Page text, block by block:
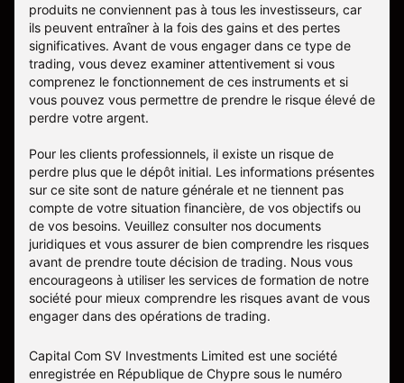
produits ne conviennent pas à tous les investisseurs, car
ils peuvent entraîner à la fois des gains et des pertes
significatives. Avant de vous engager dans ce type de
trading, vous devez examiner attentivement si vous
comprenez le fonctionnement de ces instruments et si
vous pouvez vous permettre de prendre le risque élevé de
perdre votre argent.
Pour les clients professionnels, il existe un risque de
perdre plus que le dépôt initial. Les informations présentes
sur ce site sont de nature générale et ne tiennent pas
compte de votre situation financière, de vos objectifs ou
de vos besoins. Veuillez consulter nos documents
juridiques et vous assurer de bien comprendre les risques
avant de prendre toute décision de trading. Nous vous
encourageons à utiliser les services de formation de notre
société pour mieux comprendre les risques avant de vous
engager dans des opérations de trading.
Capital Com SV Investments Limited est une société
enregistrée en République de Chypre sous le numéro